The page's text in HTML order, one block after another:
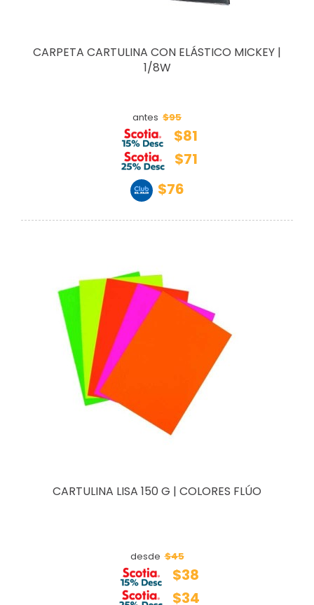
CARPETA CARTULINA CON ELÁSTICO MICKEY |
1/8W
antes $95
$81
$71
$76
CARTULINA LISA 150 G | COLORES FLÚO
desde $45
$38
$34